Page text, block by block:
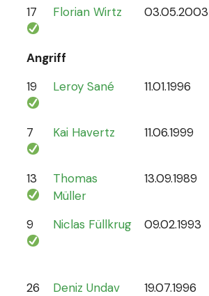
17 Florian Wirtz 03.05.2003
Angriff
19
Leroy Sané 11.01.1996
7 Kai Havertz 11.06.1999
13
Thomas
Müller
13.09.1989
9 Niclas Füllkrug 09.02.1993
26 Deniz Undav 19.07.1996